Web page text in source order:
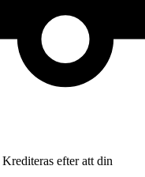
Krediteras efter att din